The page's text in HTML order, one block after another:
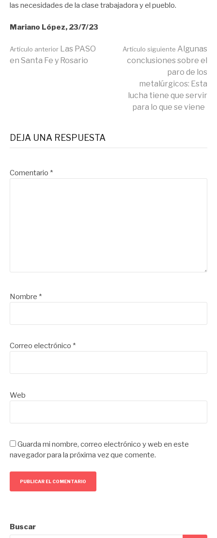
las necesidades de la clase trabajadora y el pueblo.
Mariano López, 23/7/23
Seguir
Artículo anterior Las PASO
en Santa Fe y Rosario
Artículo siguiente Algunas
conclusiones sobre el
paro de los
metalúrgicos: Esta
lucha tiene que servir
para lo que se viene
DEJA UNA RESPUESTA
Comentario *
Nombre *
Correo electrónico *
Web
Guarda mi nombre, correo electrónico y web en este
navegador para la próxima vez que comente.
Buscar